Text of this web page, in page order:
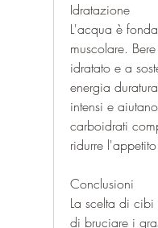
Idratazione
L'acqua è
muscolare.
idratato e a
energia
intensi e
carboidrati
ridurre
Conclusioni
La scelta di
di bruciare i